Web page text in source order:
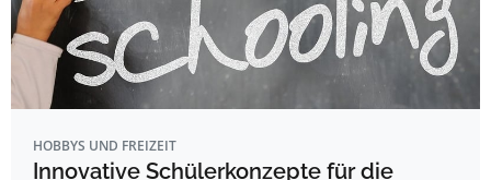
HOBBYS UND FREIZEIT
Innovative Schülerkonzepte für die